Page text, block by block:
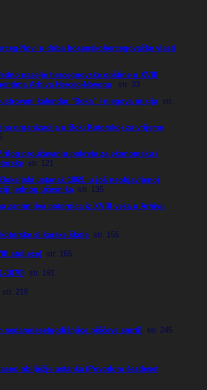
Novi u doba bosanskohercegovačke vlasti
naselje hercegnovske opštine u XVIII
Arhiva Herceg-Novoga
str. 33
kalendar "Boka" i njegova misija str.
organizacija u Boki Kotorskoj za vrijeme
proučavanju pokreta za ekonomsku i
str. 121
ustanak 1869. u još neobjavljenoj
jednog učesnika str. 135
zanimljiva poternica iz XVIII veka u Arhivu
slikarske škole str. 155
stoljeće) str. 165
1870) str. 191
str. 219
sedamdesetgodišnjice piščeve smrti) str. 245
obilježje ustanka (Povodom šezdeset